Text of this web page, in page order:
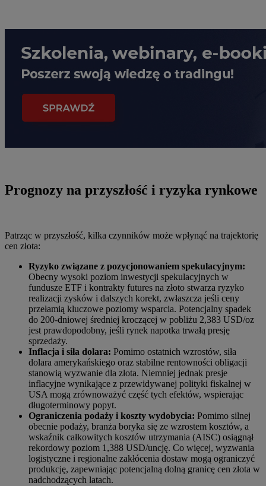
Prognozy na przyszłość i ryzyka rynkowe
Patrząc w przyszłość, kilka czynników może wpłynąć na trajektorię
cen złota:
Ryzyko związane z pozycjonowaniem spekulacyjnym:
Obecny wysoki poziom inwestycji spekulacyjnych w
fundusze ETF i kontrakty futures na złoto stwarza ryzyko
realizacji zysków i dalszych korekt, zwłaszcza jeśli ceny
przełamią kluczowe poziomy wsparcia. Potencjalny spadek
do 200-dniowej średniej kroczącej w pobliżu 2,383 USD/oz
jest prawdopodobny, jeśli rynek napotka trwałą presję
sprzedaży.
Inflacja i siła dolara: Pomimo ostatnich wzrostów, siła
dolara amerykańskiego oraz stabilne rentowności obligacji
stanowią wyzwanie dla złota. Niemniej jednak presje
inflacyjne wynikające z przewidywanej polityki fiskalnej w
USA mogą zrównoważyć część tych efektów, wspierając
długoterminowy popyt.
Ograniczenia podaży i koszty wydobycia: Pomimo silnej
obecnie podaży, branża boryka się ze wzrostem kosztów, a
wskaźnik całkowitych kosztów utrzymania (AISC) osiągnął
rekordowy poziom 1,388 USD/uncję. Co więcej, wyzwania
logistyczne i regionalne zakłócenia dostaw mogą ograniczyć
produkcję, zapewniając potencjalną dolną granicę cen złota w
nadchodzących latach.